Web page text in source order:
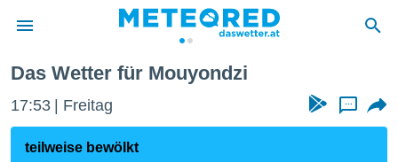
wurde
Das Wetter für Mouyondzi
17:53 Freitag ...
teilweise bewölkt